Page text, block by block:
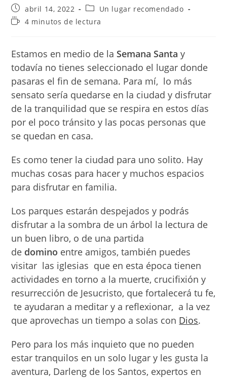
Publicación
de
la
abril 14, 2022
Categoría
de
la
Un lugar recomendado
Tiempo4 minutos de lectura
Estamos en medio de laSemana Santa y
todavía no tienes seleccionado el lugar donde
pasaras el fin de semana. Para mí, lo más
sensato sería quedarse en la ciudad y disfrutar
de la tranquilidad que se respira en estos días
por el poco tránsito y las pocas personas que
se quedan en casa.
Es como tener la ciudad para uno solito. Hay
muchas cosas para hacer y muchos espacios
para disfrutar en familia.
Los parques estarán despejados y podrás
disfrutar a la sombra de un árbol la lectura de
un buen libro, o de una partida
de domino entre amigos, también puedes
visitar las iglesias que en esta época tienen
actividades en torno a la muerte, crucifixión y
resurrección de Jesucristo, que fortalecerá tu fe,
te ayudaran a meditar y a reflexionar, a la vez
que aprovechas un tiempo a solas con Dios.
Pero para los más inquieto que no pueden
estar tranquilos en un solo lugar y les gusta la
aventura, Darleng de los Santos, expertos en